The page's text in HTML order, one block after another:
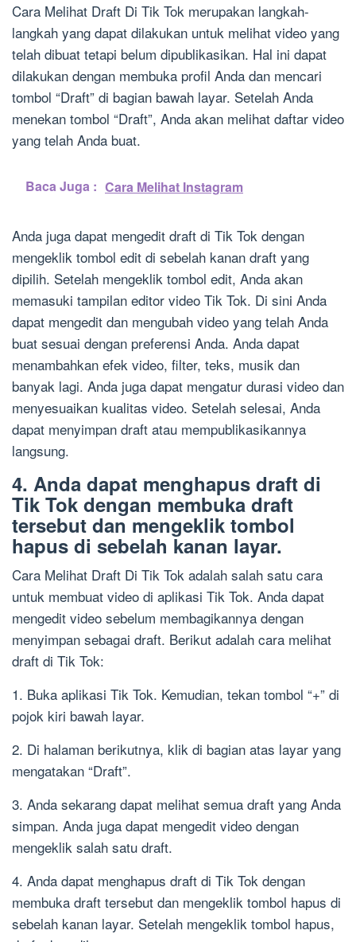
Cara Melihat Draft Di Tik Tok merupakan langkah-
langkah yang dapat dilakukan untuk melihat video yang
telah dibuat tetapi belum dipublikasikan. Hal ini dapat
dilakukan dengan membuka profil Anda dan mencari
tombol “Draft” di bagian bawah layar. Setelah Anda
menekan tombol “Draft”, Anda akan melihat daftar video
yang telah Anda buat.
Baca Juga : Cara Melihat Instagram
Anda juga dapat mengedit draft di Tik Tok dengan
mengeklik tombol edit di sebelah kanan draft yang
dipilih. Setelah mengeklik tombol edit, Anda akan
memasuki tampilan editor video Tik Tok. Di sini Anda
dapat mengedit dan mengubah video yang telah Anda
buat sesuai dengan preferensi Anda. Anda dapat
menambahkan efek video, filter, teks, musik dan
banyak lagi. Anda juga dapat mengatur durasi video dan
menyesuaikan kualitas video. Setelah selesai, Anda
dapat menyimpan draft atau mempublikasikannya
langsung.
4. Anda dapat menghapus draft di
Tik Tok dengan membuka draft
tersebut dan mengeklik tombol
hapus di sebelah kanan layar.
Cara Melihat Draft Di Tik Tok adalah salah satu cara
untuk membuat video di aplikasi Tik Tok. Anda dapat
mengedit video sebelum membagikannya dengan
menyimpan sebagai draft. Berikut adalah cara melihat
draft di Tik Tok:
1. Buka aplikasi Tik Tok. Kemudian, tekan tombol “+” di
pojok kiri bawah layar.
2. Di halaman berikutnya, klik di bagian atas layar yang
mengatakan “Draft”.
3. Anda sekarang dapat melihat semua draft yang Anda
simpan. Anda juga dapat mengedit video dengan
mengeklik salah satu draft.
4. Anda dapat menghapus draft di Tik Tok dengan
membuka draft tersebut dan mengeklik tombol hapus di
sebelah kanan layar. Setelah mengeklik tombol hapus,